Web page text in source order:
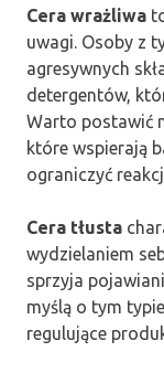
Cera wrażliwa
uwagi. Osoby z
agresywnych
detergentów,
Warto postawić
które wspierają
ograniczyć
Cera tłusta
wydzielaniem
sprzyja
myślą o tym
regulujące